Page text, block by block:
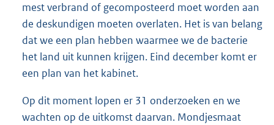
mest verbrand of gecomposteerd moet worden aan
de deskundigen moeten overlaten. Het is van belang
dat we een plan hebben waarmee we de bacterie
het land uit kunnen krijgen. Eind december komt er
een plan van het kabinet.
Op dit moment lopen er 31 onderzoeken en we
wachten op de uitkomst daarvan. Mondjesmaat